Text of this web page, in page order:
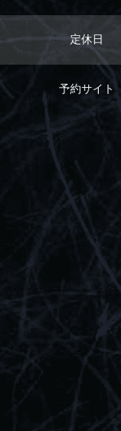
定休日
予約サイト